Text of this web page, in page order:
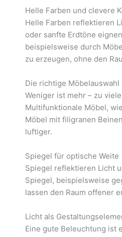
Helle Farben und clevere
Helle Farben reflektieren
oder sanfte Erdtöne
beispielsweise durch
zu erzeugen, ohne den
Die richtige Möbelauswahl
Weniger ist mehr – zu
Multifunktionale Möbel,
Möbel mit filigranen
luftiger.
Spiegel für optische Weite
Spiegel reflektieren Licht
Spiegel, beispielsweise
lassen den Raum offener
Licht als
Eine gute Beleuchtung ist